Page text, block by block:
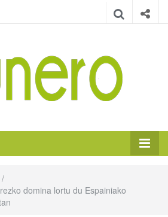
/
domina lortu du Espainiako